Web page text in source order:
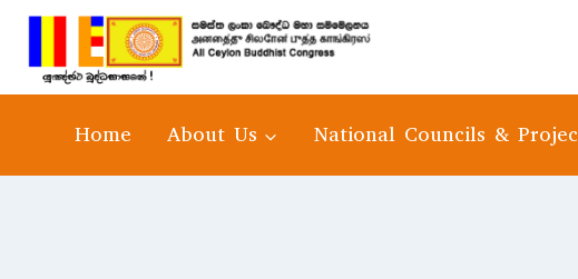
Home About Us National Councils &